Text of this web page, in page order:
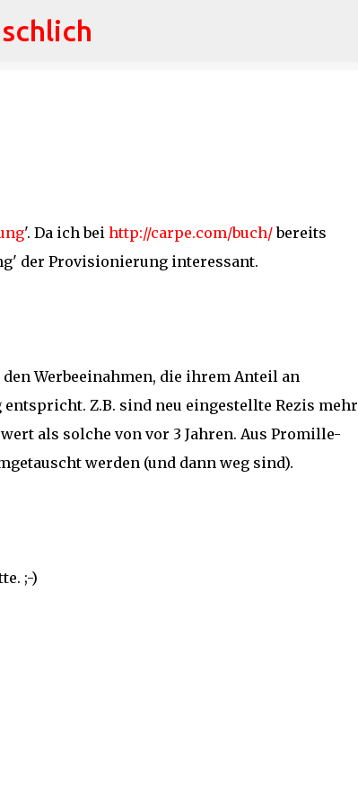
Direkt zum Hauptbereich
'. Da ich bei http://carpe.com/buch/bereits
der Provisionierung interessant.
Werbeeinahmen, die ihrem Anteil an
Z.B. sind neu eingestellte Rezis mehr
als solche von vor 3 Jahren. Aus Promille-
werden (und dann weg sind).
;-)